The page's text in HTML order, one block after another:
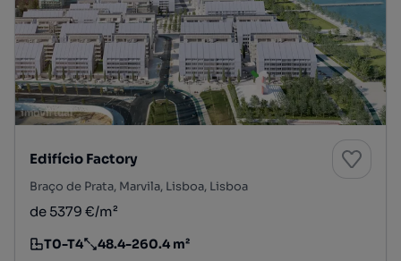
Edifício Factory
Braço de Prata, Marvila, Lisboa, Lisboa
de 5379 €/m²
Tipologia
T0-T4
Preço por metro quadrado
48.4-260.4 m²